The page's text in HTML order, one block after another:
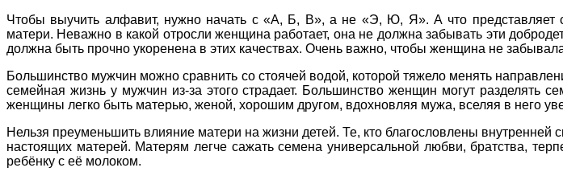
Чтобы выучить алфавит, нужно начать с «А, Б, В», а не «Э, Ю, Я». А что
матери. Неважно в какой отросли женщина работает, она не должна забывать эти
должна быть прочно укоренена в этих качествах. Очень важно, чтобы женщина не
Большинство мужчин можно сравнить со стоячей водой, которой тяжело менять
семейная жизнь у мужчин из-за этого страдает. Большинство женщин могут разделять
женщины легко быть матерью, женой, хорошим другом, вдохновляя мужа, вселяя в него
Нельзя преуменьшить влияние матери на жизни детей. Те, кто благословлены
настоящих матерей. Матерям легче сажать семена универсальной любви, братства,
ребёнку с её молоком.